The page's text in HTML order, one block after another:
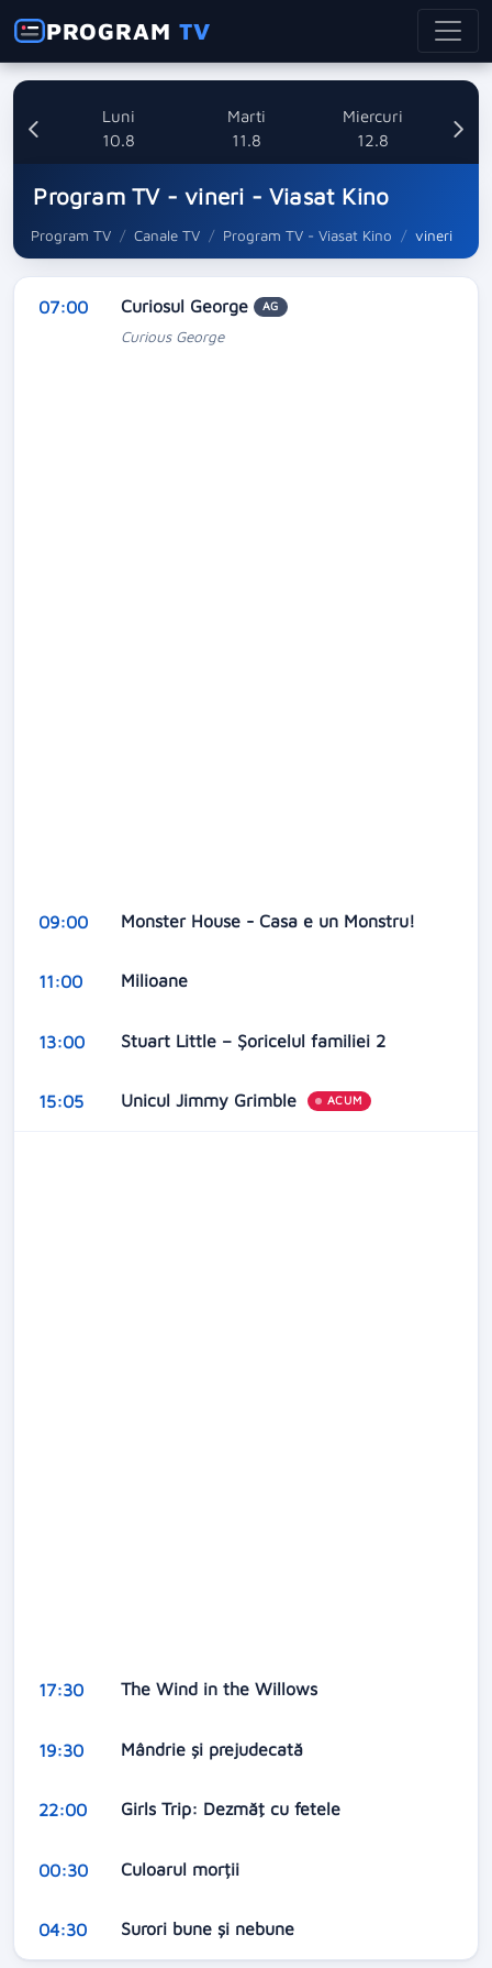
PROGRAMTV
Luni
10.8
Marti
11.8
Miercuri
12.8
Program TV - vineri - Viasat Kino
Program TV Canale TV Program TV - Viasat Kino vineri
07:00 Curiosul George AG
Curious George
09:00 Monster House - Casa e un Monstru!
11:00 Milioane
13:00 Stuart Little – Şoricelul familiei 2
15:05 Unicul Jimmy Grimble ACUM
17:30 The Wind in the Willows
19:30 Mândrie și prejudecată
22:00 Girls Trip: Dezmăţ cu fetele
00:30 Culoarul morții
04:30 Surori bune și nebune